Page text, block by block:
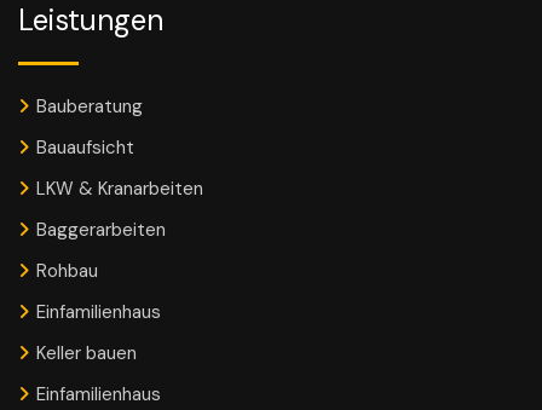
Leistungen
Bauberatung
Bauaufsicht
LKW & Kranarbeiten
Baggerarbeiten
Rohbau
Einfamilienhaus
Keller bauen
Einfamilienhaus